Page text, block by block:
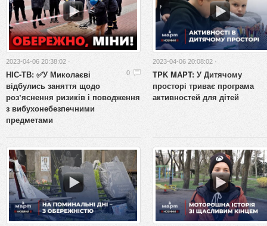
2023-04-06 20:38:02 ·
0
НІС-ТВ: ✅У Миколаєві
відбулись заняття щодо
розʼяснення ризиків і поводження
з вибухонебезпечними
предметами
2023-04-06 20:08:02 ·
TPK MAPT: У Дитячому
просторі триває програма
активностей для дітей